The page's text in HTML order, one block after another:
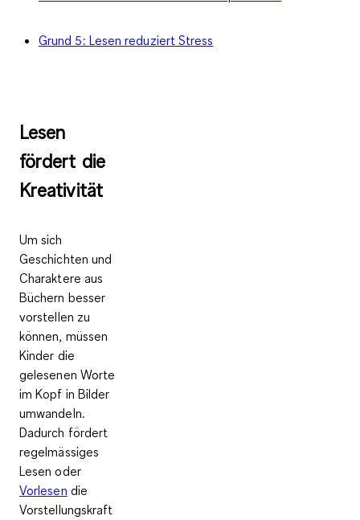
Grund 5: Lesen reduziert Stress
Lesen
fördert die
Kreativität
Um sich
Geschichten und
Charaktere aus
Büchern besser
vorstellen zu
können, müssen
Kinder die
gelesenen Worte
im Kopf in Bilder
umwandeln.
Dadurch fördert
regelmässiges
Lesen oder
Vorlesen die
Vorstellungskraft